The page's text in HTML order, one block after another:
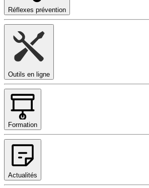
Réflexes prévention
Outils en ligne
Formation
Actualités